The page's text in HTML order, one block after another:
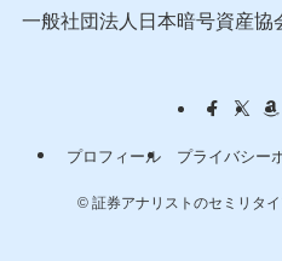
一般社団法人日本暗号資産協
プロフィール プライバシー
© 証券アナリストのセミリタ